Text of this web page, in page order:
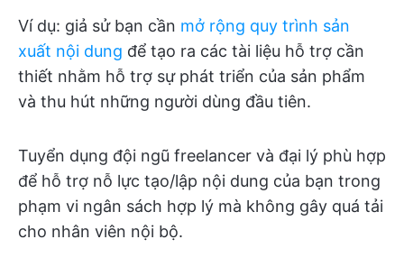
Ví dụ: giả sử bạn cần mở rộng quy trình sản
xuất nội dung để tạo ra các tài liệu hỗ trợ cần
thiết nhằm hỗ trợ sự phát triển của sản phẩm
và thu hút những người dùng đầu tiên.
Tuyển dụng đội ngũ freelancer và đại lý phù hợp
để hỗ trợ nỗ lực tạo/lập nội dung của bạn trong
phạm vi ngân sách hợp lý mà không gây quá tải
cho nhân viên nội bộ.